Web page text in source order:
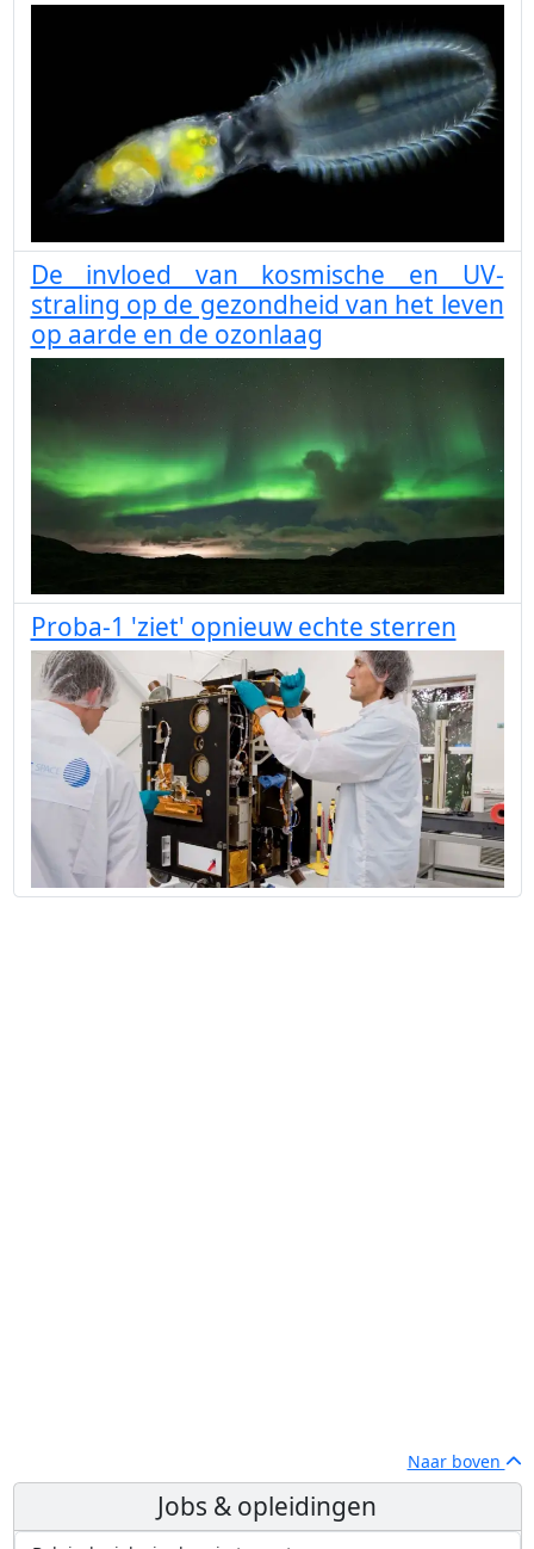
De invloed van kosmische en UV-
straling op de gezondheid van het leven
op aarde en de ozonlaag
Proba-1 'ziet' opnieuw echte sterren
Naar boven
Jobs & opleidingen